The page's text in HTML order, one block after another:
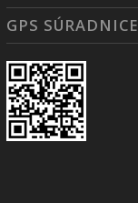
GPS SÚRADNICE